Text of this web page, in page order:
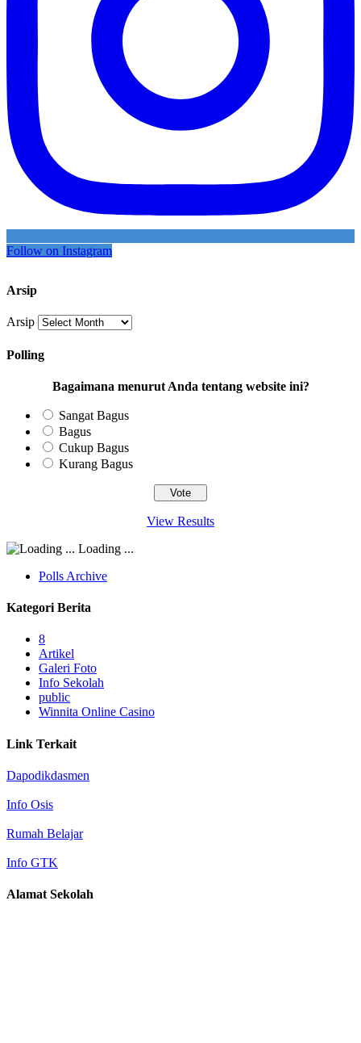
Follow on Instagram
Arsip
Arsip
Polling
Bagaimana menurut Anda tentang website ini?
Sangat Bagus
Bagus
Cukup Bagus
Kurang Bagus
View Results
Loading ...
Polls Archive
Kategori Berita
8
Artikel
Galeri Foto
Info Sekolah
public
Winnita Online Casino
Link Terkait
Dapodikdasmen
Info Osis
Rumah Belajar
Info GTK
Alamat Sekolah